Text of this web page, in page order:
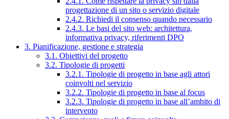
progettazione di un sito o servizio digitale
2.4.2. Richiedi il consenso quando necessario
2.4.3. Le basi del sito web: architettura,
informativa privacy, riferimenti DPO
3. Pianificazione, gestione e strategia
3.1. Obiettivi del progetto
3.2. Tipologie di progetti
3.2.1. Tipologie di progetto in base agli attori
coinvolti nel servizio
3.2.2. Tipologie di progetto in base al focus
3.2.3. Tipologie di progetto in base all’ambito di
intervento